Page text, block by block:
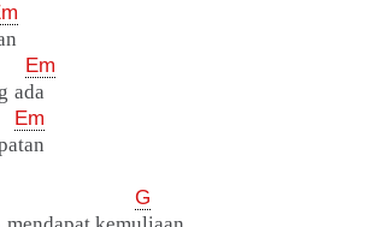
Em
ada
Em
G